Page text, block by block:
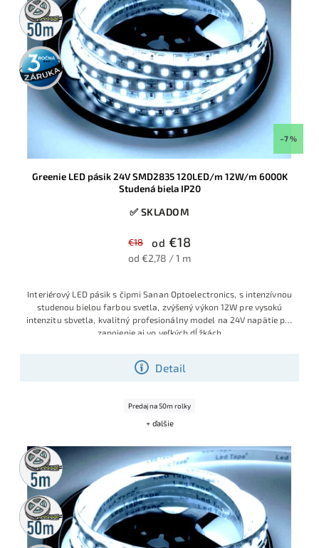
50m
rolka
3 roky
záruka
–7 %
Greenie LED pásik 24V SMD2835 120LED/m 12W/m 6000K
Studená biela IP20
✅ SKLADOM
€18 od €18
od €2,78 / 1 m
Detail
Interiérový LED pásik s čipmi Sanan Optoelectronics, s intenzívnou
studenou bielou farbou svetla, zvýšený výkon 12W pre vysokú
intenzitu sbvetla, kvalitný profesionálny model na 24V napätie pre
zapojenie aj vo veľkých dĺžkách
Predaj na 50m rolky
+ ďalšie
5m
rolka
50m
rolka